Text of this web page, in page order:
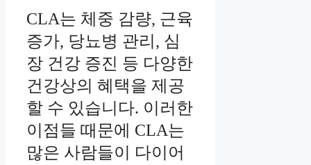
CLA는 체중 감량, 근육
증가, 당뇨병 관리, 심
장 건강 증진 등 다양한
건강상의 혜택을 제공
할 수 있습니다. 이러한
이점들 때문에 CLA는
많은 사람들이 다이어